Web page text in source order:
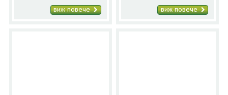
виж повече виж повече